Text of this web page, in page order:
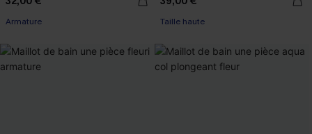
Armature Taille haute